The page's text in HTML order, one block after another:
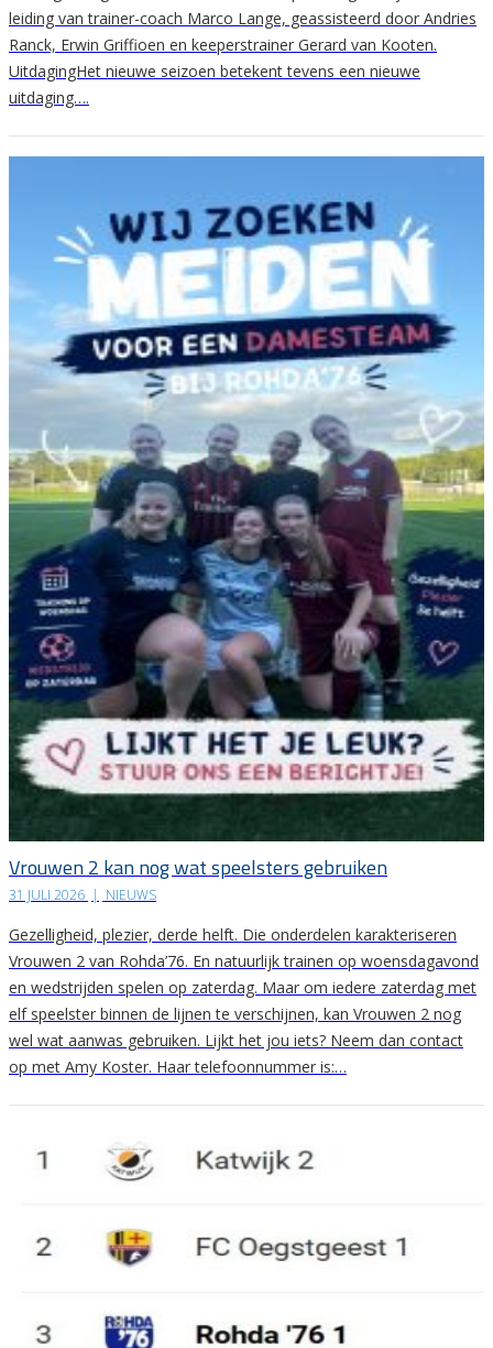
leiding van trainer-coach Marco Lange, geassisteerd door Andries
Ranck, Erwin Griffioen en keeperstrainer Gerard van Kooten.
UitdagingHet nieuwe seizoen betekent tevens een nieuwe
uitdaging….
Vrouwen 2 kan nog wat speelsters gebruiken
31 JULI 2026 | NIEUWS
Gezelligheid, plezier, derde helft. Die onderdelen karakteriseren
Vrouwen 2 van Rohda’76. En natuurlijk trainen op woensdagavond
en wedstrijden spelen op zaterdag. Maar om iedere zaterdag met
elf speelster binnen de lijnen te verschijnen, kan Vrouwen 2 nog
wel wat aanwas gebruiken. Lijkt het jou iets? Neem dan contact
op met Amy Koster. Haar telefoonnummer is:…